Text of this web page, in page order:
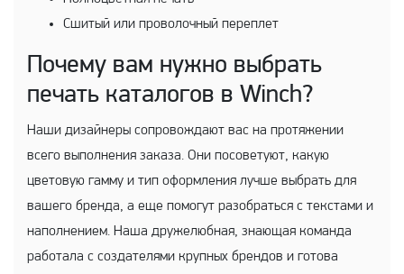
Сшитый или проволочный переплет
Почему вам нужно выбрать
печать каталогов в Winch?
Наши дизайнеры сопровождают вас на протяжении
всего выполнения заказа. Они посоветуют, какую
цветовую гамму и тип оформления лучше выбрать для
вашего бренда, а еще помогут разобраться с текстами и
наполнением. Наша дружелюбная, знающая команда
работала с создателями крупных брендов и готова